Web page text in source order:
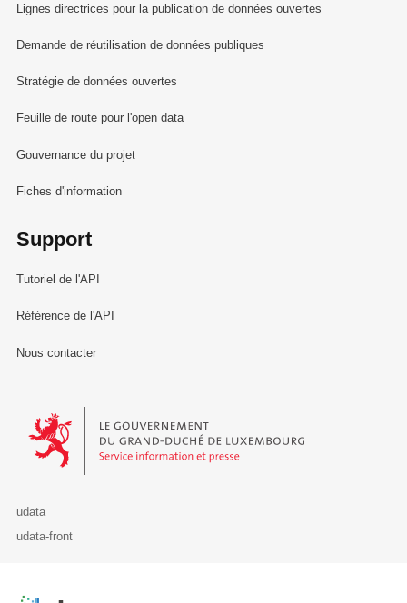
Lignes directrices pour la publication de données ouvertes
Demande de réutilisation de données publiques
Stratégie de données ouvertes
Feuille de route pour l'open data
Gouvernance du projet
Fiches d'information
Support
Tutoriel de l'API
Référence de l'API
Nous contacter
Le Gouvernement du Grand-Duché de Luxembourg - Service
udata
udata-front